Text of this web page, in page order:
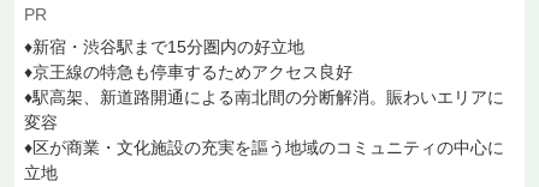
PR
♦新宿・渋谷駅まで15分圏内の好立地
♦京王線の特急も停車するためアクセス良好
♦駅高架、新道路開通による南北間の分断解消。賑わいエリアに
変容
♦区が商業・文化施設の充実を謳う地域のコミュニティの中心に
立地